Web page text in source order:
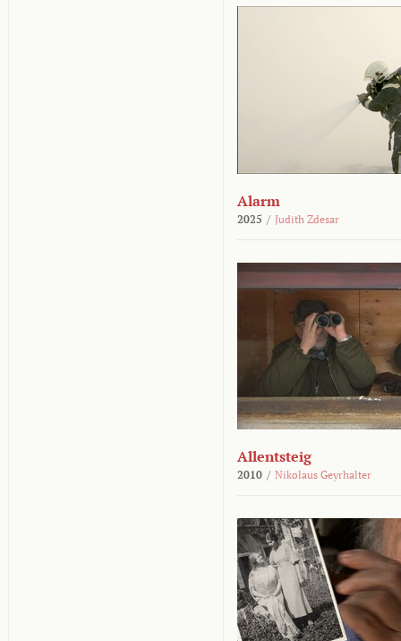
Alarm
2025 / Judith Zdesar
Allentsteig
2010 / Nikolaus Geyrhalter